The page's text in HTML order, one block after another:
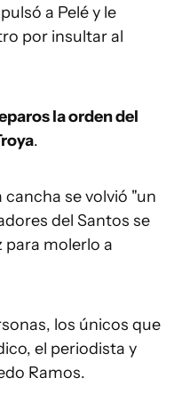
a Pelé y le
por insultar al
la orden del
.
cancha se volvió "un
del Santos se
para molerlo a
los únicos que
el periodista y
Ramos.